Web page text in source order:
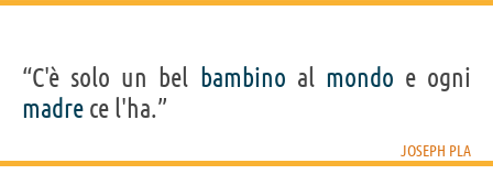
“C'è solo un bel bambino al mondo e ogni
madre ce l'ha.”
JOSEPH PLA